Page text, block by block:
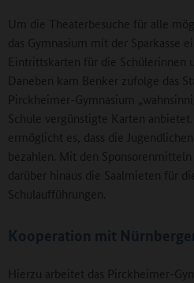
Um die Theaterbesuche für alle
das Gymnasium mit der Sparkasse
Eintrittskarten für die Schülerinnen
Daneben kam Benker zufolge das
Pirckheimer-Gymnasium
Schule vergünstigte Karten
ermöglicht es, dass die
bezahlen. Mit den
darüber hinaus die Saalmieten für
Schulaufführungen.
Kooperation mit
Hierzu arbeitet das Pirckheimer-